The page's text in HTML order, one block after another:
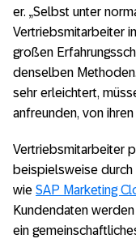
er. „Selbst unter
Vertriebsmitarbeiter
großen
denselben
sehr erleichtert,
anfreunden, von
Vertriebsmitarbeiter
beispielsweise durch
wie SAP Marketing
Kundendaten
ein